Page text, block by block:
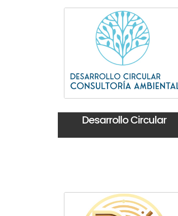
Desarrollo Circular